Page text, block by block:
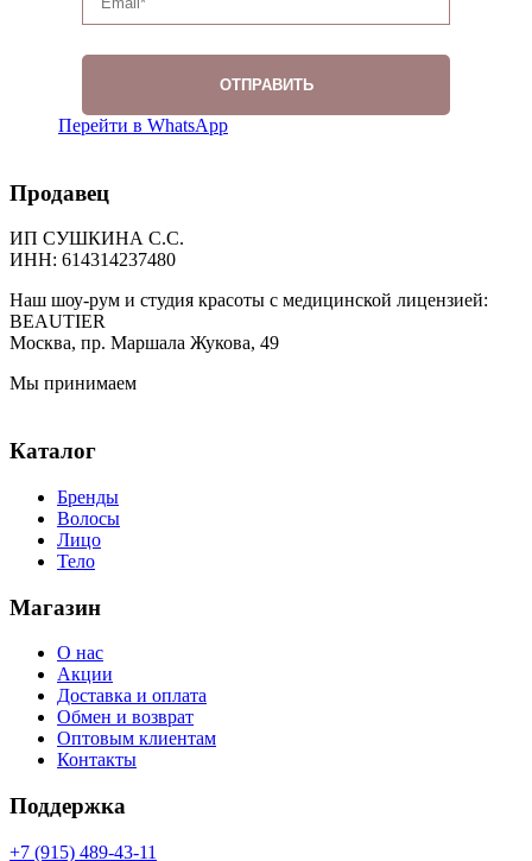
Перейти в WhatsApp
Продавец
ИП СУШКИНА С.С.
ИНН: 614314237480
Наш шоу-рум и студия красоты с медицинской лицензией:
BEAUTIER
Москва, пр. Маршала Жукова, 49
Мы принимаем
Каталог
Бренды
Волосы
Лицо
Тело
Магазин
О нас
Акции
Доставка и оплата
Обмен и возврат
Оптовым клиентам
Контакты
Поддержка
+7 (915) 489-43-11